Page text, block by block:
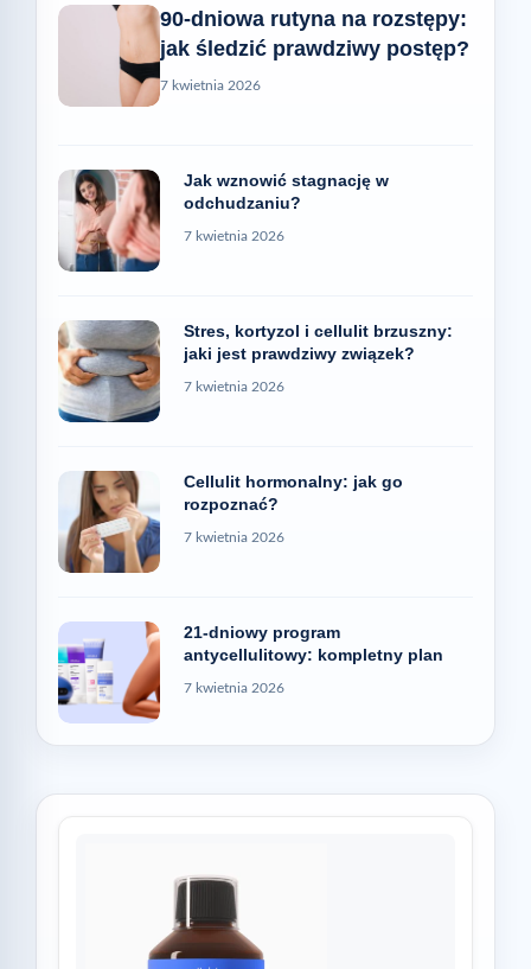
90-dniowa rutyna na rozstępy:
jak śledzić prawdziwy postęp?
7 kwietnia 2026
Jak wznowić stagnację w
odchudzaniu?
7 kwietnia 2026
Stres, kortyzol i cellulit brzuszny:
jaki jest prawdziwy związek?
7 kwietnia 2026
Cellulit hormonalny: jak go
rozpoznać?
7 kwietnia 2026
21-dniowy program
antycellulitowy: kompletny plan
7 kwietnia 2026